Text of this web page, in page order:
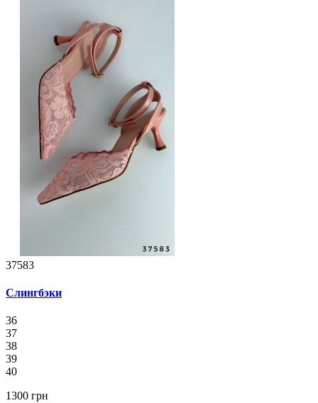
37583
Слингбэки
36
37
38
39
40
1300 грн